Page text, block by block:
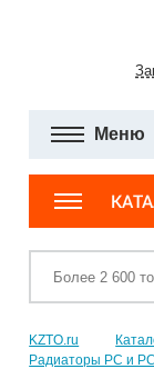
Меню
KZTO.ru
Радиаторы РС и